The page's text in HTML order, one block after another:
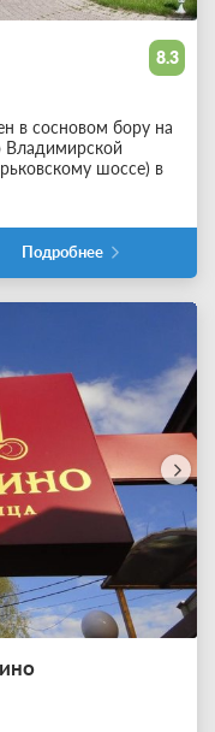
8.3
в сосновом бору на
Владимирской
шоссе) в
Подробнее